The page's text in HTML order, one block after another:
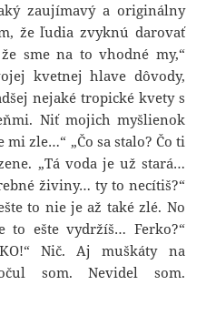
zaujímavý a originálny
že ľudia zvyknú darovať
sme na to vhodné my,“
kvetnej hlave dôvody,
nejaké tropické kvety s
Niť mojich myšlienok
zle…“ „Čo sa stalo? Čo ti
„Tá voda je už stará…
živiny… ty to necítiš?“
to nie je až také zlé. No
to ešte vydržíš… Ferko?“
Nič. Aj muškáty na
som. Nevidel som.